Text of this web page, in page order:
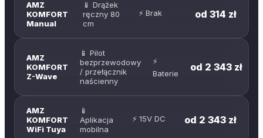
AMZ
KOMFORT
Manual
📱 Drążek
ręczny 80
cm
⚡Brak od 314 zł
AMZ
KOMFORT
Z-Wave
📱 Pilot
bezprzewodowy
/ przełącznik
naścienny
⚡
Baterie
od 2 343 zł
AMZ
KOMFORT
WiFi Tuya
📱
Aplikacja
mobilna
⚡ 15V DC od 2 343 zł